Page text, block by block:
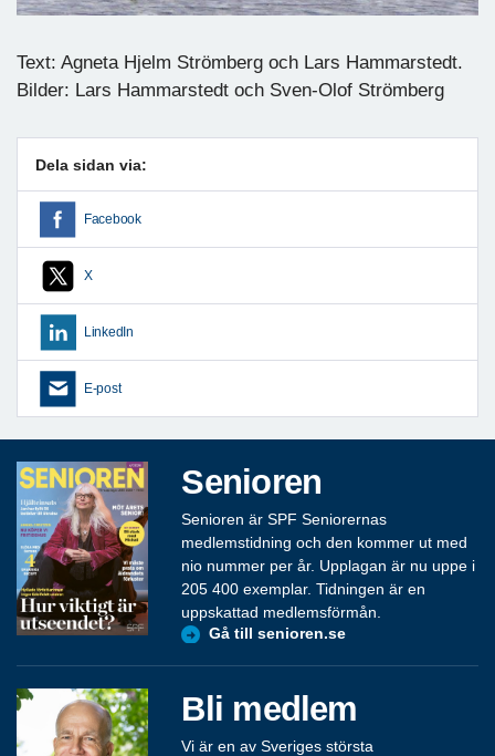
Text: Agneta Hjelm Strömberg och Lars Hammarstedt.
Bilder: Lars Hammarstedt och Sven-Olof Strömberg
Dela sidan via:
Facebook
X
LinkedIn
E-post
Senioren
Senioren är SPF Seniorernas
medlemstidning och den kommer ut med
nio nummer per år. Upplagan är nu uppe i
205 400 exemplar. Tidningen är en
uppskattad medlemsförmån.
Gå till senioren.se
Bli medlem
Vi är en av Sveriges största